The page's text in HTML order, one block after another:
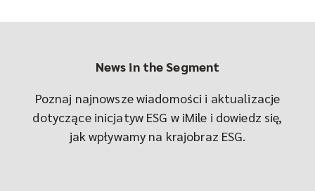
News in the Segment
Poznaj najnowsze wiadomości i aktualizacje
dotyczące inicjatyw ESG w iMile i dowiedz się,
jak wpływamy na krajobraz ESG.